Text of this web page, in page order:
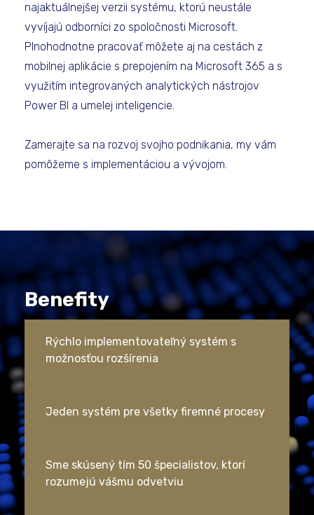
najaktuálnejšej verzii systému, ktorú neustále
vyvíjajú odborníci zo spoločnosti Microsoft.
Plnohodnotne pracovať môžete aj na cestách z
mobilnej aplikácie s prepojením na Microsoft 365 a s
využitím integrovaných analytických nástrojov
Power BI a umelej inteligencie.
Zamerajte sa na rozvoj svojho podnikania, my vám
pomôžeme s implementáciou a vývojom.
Benefity
Rýchlo implementovateľný systém s
možnosťou rozšírenia
Jeden systém pre všetky firemné procesy
Sme skúsený tím 50 špecialistov, ktorí
rozumejú vášmu odvetviu